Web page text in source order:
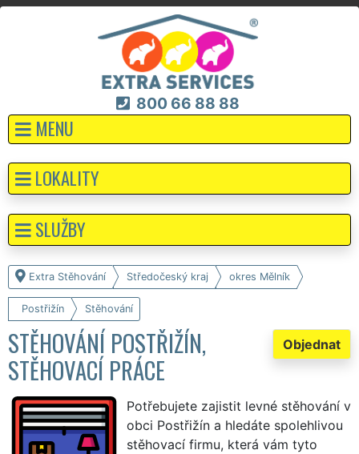
800 66 88 88
MENU
Extra Stěhování Středočeský kraj okres Mělník
Postřižín Stěhování
Objednat
STĚHOVÁNÍ POSTŘIŽÍN,
STĚHOVACÍ PRÁCE
Potřebujete zajistit levné stěhování v
obci Postřižín a hledáte spolehlivou
stěhovací firmu, která vám tyto
LOKALITY
SLUŽBY